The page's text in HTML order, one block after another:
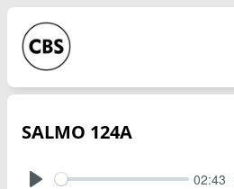
SALMO 124A
02:43